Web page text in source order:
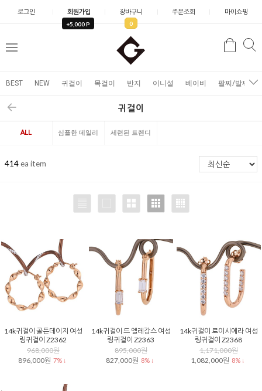
로그인 회원가입
+5,000 P
장바구니
0
주문조회 마이쇼핑
메
검
BEST NEW 귀걸이 목걸이 반지 이니셜 베이비 팔찌/발찌
귀걸이
ALL 심플한 데일리 세련된 트렌디
414ea item
14k귀걸이 골든데이지 여성
링귀걸이 Z2362
968,000원
896,000원 7% ↓
14k귀걸이 드 엘레강스 여성
링귀걸이 Z2363
895,000원
827,000원 8% ↓
14k귀걸이 로이시에라 여성
링귀걸이 Z2368
1,171,000원
1,082,000원 8% ↓